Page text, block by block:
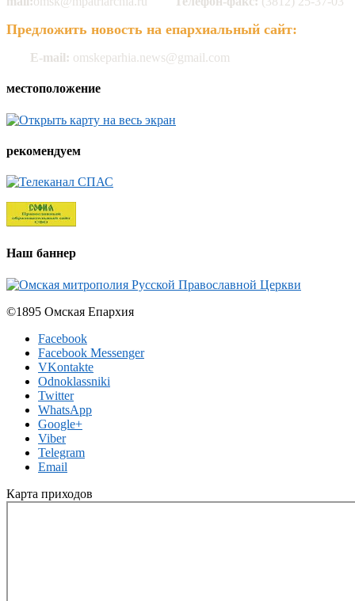
Предложить новость на епархиальный сайт:
E-mail: omskeparhia.news@gmail.com
местоположение
рекомендуем
Наш баннер
©1895 Омская Епархия
Facebook
Facebook Messenger
VKontakte
Odnoklassniki
Twitter
WhatsApp
Google+
Viber
Telegram
Email
Карта приходов